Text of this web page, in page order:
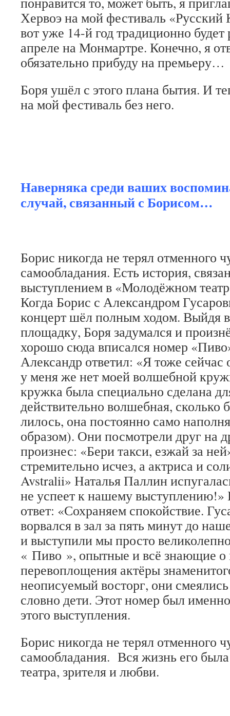
Хервоэ на мой фестиваль «Русский
вот уже 14-й год традиционно
апреле на Монмартре. Конечно, я
обязательно прибуду на премьеру…
Боря ушёл с этого плана бытия. И
на мой фестиваль без него.
Наверняка среди ваших
случай, связанный с Борисом…
Борис никогда не терял отменного
самообладания. Есть история,
выступлением в «Молодёжном
Когда Борис с Александром
концерт шёл полным ходом. Выйдя в
площадку, Боря задумался и
хорошо сюда вписался номер
Александр ответил: «Я тоже сейчас
у меня же нет моей волшебной
кружка была специально сделана
действительно волшебная, сколько
лилось, она постоянно само
образом). Они посмотрели друг на
произнес: «Бери такси, езжай за
стремительно исчез, а актриса и
Avstralii» Наталья Паллин
не успеет к нашему выступлению!»
ответ: «Сохраняем спокойствие.
ворвался в зал за пять минут до
и выступили мы просто
« Пиво », опытные и всё знающие о
перевоплощения актёры
неописуемый восторг, они
словно дети. Этот номер был
этого выступления.
Борис никогда не терял отменного
самообладания. Вся жизнь его
театра, зрителя и любви.